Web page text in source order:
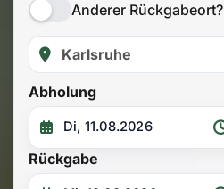
Anderer Rückgabeort?
Abholung
Rückgabe